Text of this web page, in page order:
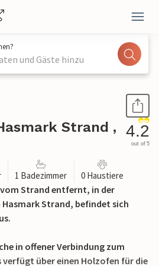
und Gäste hinzu
Strand ,
4.2
out of 5
1 Badezimmer 0 Haustiere
Strand entfernt, in der
Strand, befindet sich
in offener Verbindung zum
verfügt über einen Holzofen für die